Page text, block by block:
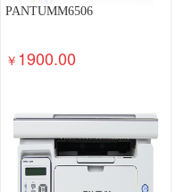
PANTUMM6506
￥ 1900.00